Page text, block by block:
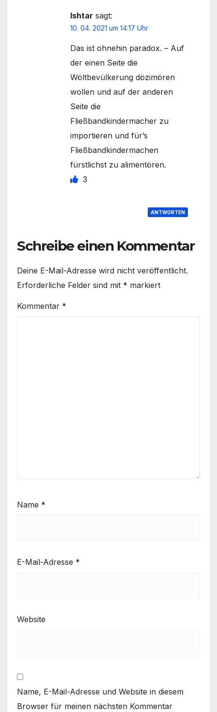
Ishtar sagt:
10. 04. 2021 um 14:17 Uhr
Das ist ohnehin paradox. – Auf
der einen Seite die
Wöltbevülkerung dözimören
wollen und auf der anderen
Seite die
Fließbandkindermacher zu
importieren und für’s
Fließbandkindermachen
fürstlichst zu alimentören.
3
ANTWORTEN
Schreibe einen Kommentar
Deine E-Mail-Adresse wird nicht veröffentlicht.
Erforderliche Felder sind mit * markiert
Kommentar *
Name *
E-Mail-Adresse *
Website
Name, E-Mail-Adresse und Website in diesem
Browser für meinen nächsten Kommentar